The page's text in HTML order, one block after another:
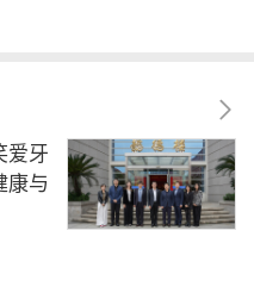
爱牙
康与